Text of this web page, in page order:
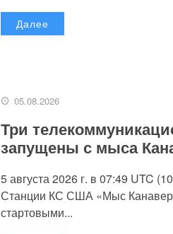
Далее
05.08.2026
Три
запущены с мыса
5 августа 2026 г. в 07:49 UTC
Станции КС США «Мыс
стартовыми...